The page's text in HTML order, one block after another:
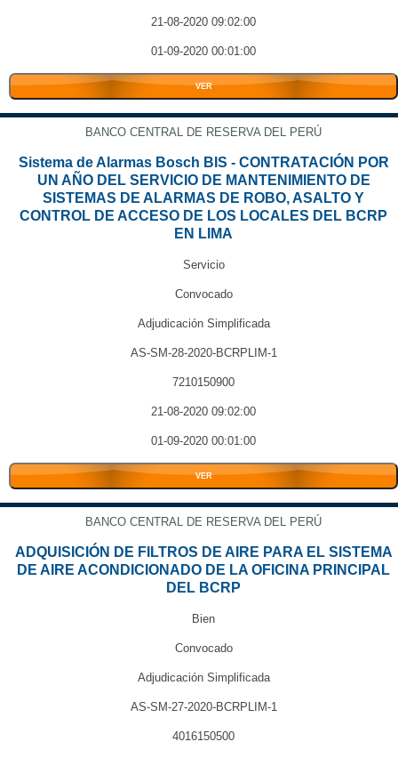
21-08-2020 09:02:00
01-09-2020 00:01:00
VER
BANCO CENTRAL DE RESERVA DEL PERÚ
Sistema de Alarmas Bosch BIS - CONTRATACIÓN POR
UN AÑO DEL SERVICIO DE MANTENIMIENTO DE
SISTEMAS DE ALARMAS DE ROBO, ASALTO Y
CONTROL DE ACCESO DE LOS LOCALES DEL BCRP
EN LIMA
Servicio
Convocado
Adjudicación Simplificada
AS-SM-28-2020-BCRPLIM-1
7210150900
21-08-2020 09:02:00
01-09-2020 00:01:00
VER
BANCO CENTRAL DE RESERVA DEL PERÚ
ADQUISICIÓN DE FILTROS DE AIRE PARA EL SISTEMA
DE AIRE ACONDICIONADO DE LA OFICINA PRINCIPAL
DEL BCRP
Bien
Convocado
Adjudicación Simplificada
AS-SM-27-2020-BCRPLIM-1
4016150500